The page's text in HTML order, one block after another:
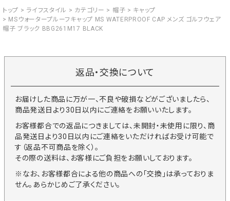
トップ
ライフスタイル カテゴリー 帽子
キャップ
MSウォータープルーフキャップ MS WATERPROOF CAP メンズ ゴルフウェア
帽子 ブラック BBG261M17 BLACK
返品・交換について
お届けした商品に万が一、不良や破損などがございましたら、
商品発送日より30日以内にご連絡をお願いいたします。
お客様都合での返品につきましては、未開封・未使用に限り、商
品発送日より30日以内にご連絡をいただければお受け可能で
す（返品不可商品を除く）。
その際の送料は、お客様にご負担をお願いしております。
※なお、お客様都合による他の商品への「交換」は承っておりま
せん。あらかじめご了承ください。